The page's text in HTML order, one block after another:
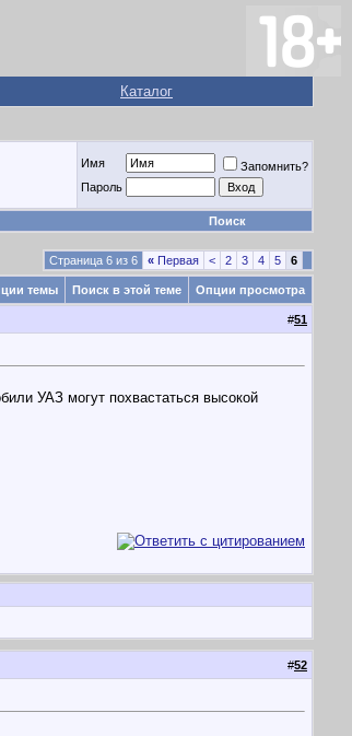
Каталог
Имя
Запомнить?
Пароль
Поиск
Страница 6 из 6 « Первая < 2 3 4 5 6
темы Поиск в этой теме Опции просмотра
#51
УАЗ могут похвастаться высокой
#52